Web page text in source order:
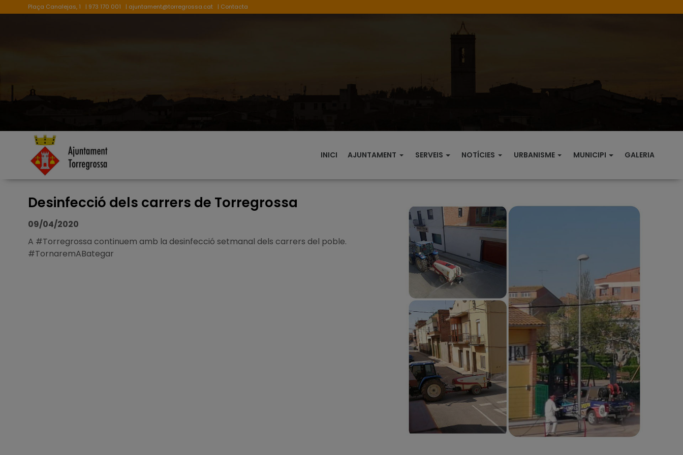
Plaça Canalejas, 1 | 973 170 001 | ajuntament@torregrossa.cat | Contacta
INICI AJUNTAMENT SERVEIS NOTÍCIES URBANISME MUNICIPI GALERIA
Desinfecció dels carrers de Torregrossa
09/04/2020
A #Torregrossa continuem amb la desinfecció setmanal dels carrers del poble.
#TornaremABategar